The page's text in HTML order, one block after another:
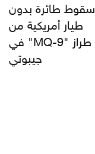
سقوط طائرة بدون
طيار أمريكية من
طراز "MQ-9" في
جيبوتي